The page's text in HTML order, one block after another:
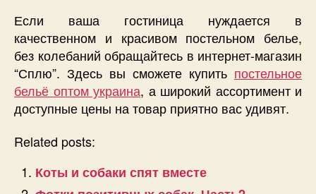
Если ваша гостиница нуждается в
качественном и красивом постельном белье,
без колебаний обращайтесь в интернет-магазин
“Сплю”. Здесь вы сможете купить постельное
бельё оптом украина, а широкий ассортимент и
доступные цены на товар приятно вас удивят.
Related posts:
Коты и собаки спят вместе